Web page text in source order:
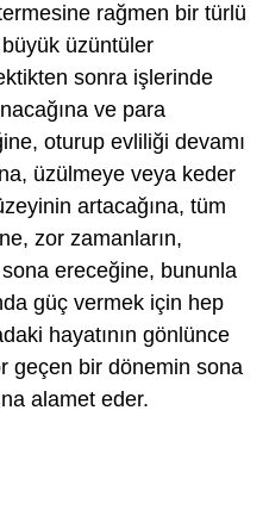
rağmen bir türlü
üzüntüler
sonra işlerinde
ve para
oturup evliliği devamı
üzülmeye veya keder
artacağına, tüm
zor zamanların,
sona ereceğine, bununla
güç vermek için hep
hayatının gönlünce
geçen bir dönemin sona
alamet eder.